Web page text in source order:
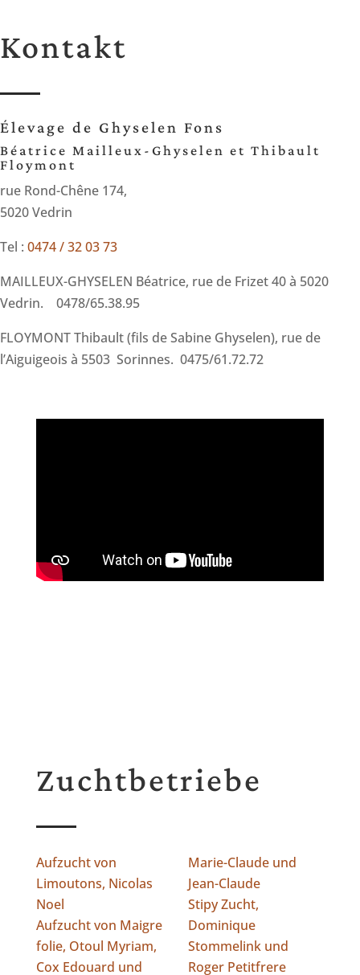
Kontakt
Élevage de Ghyselen Fons
Béatrice Mailleux-Ghyselen et Thibault
Floymont
rue Rond-Chêne 174,
5020 Vedrin
Tel : 0474 / 32 03 73
MAILLEUX-GHYSELEN Béatrice, rue de Frizet 40 à 5020
Vedrin. 0478/65.38.95
FLOYMONT Thibault (fils de Sabine Ghyselen), rue de
l’Aiguigeois à 5503 Sorinnes. 0475/61.72.72
Zuchtbetriebe
Aufzucht von
Limoutons, Nicolas
Noel
Aufzucht von Maigre
folie, Otoul Myriam,
Cox Edouard und
Marie-Claude und
Jean-Claude
Stipy Zucht,
Dominique
Stommelink und
Roger Petitfrere